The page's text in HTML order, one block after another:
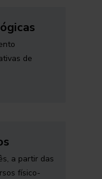
de
a partir das
físico-